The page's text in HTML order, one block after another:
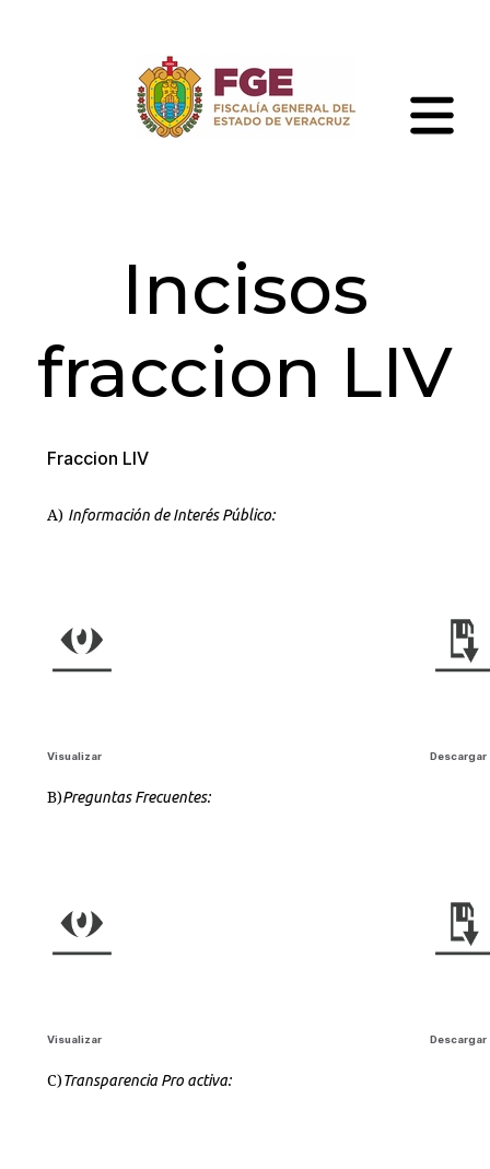
Veracruz
Incisos
fraccion LIV
Fraccion LIV
A) Información de Interés Público:
Visualizar Descargar
B)Preguntas Frecuentes:
Visualizar Descargar
C)Transparencia Pro activa: